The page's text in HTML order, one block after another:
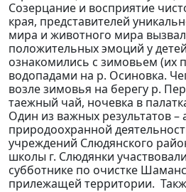
Созерцание и восприятие
края, представителей
мира и животного мира
положительных эмоций у
ознакомились с зимовьем (их
водопадами на р. Осиновка.
возле зимовья на берегу р.
таежный чай, ночевка в
Один из важных результатов –
природоохранной
учреждений Слюдянского
школы г. Слюдянки
субботнике по очистке
прилежащей территории.